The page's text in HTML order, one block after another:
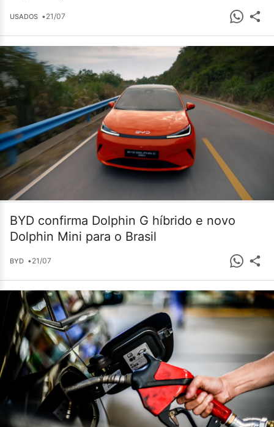
USADOS •21/07
BYD confirma Dolphin G híbrido e novo
Dolphin Mini para o Brasil
BYD •21/07